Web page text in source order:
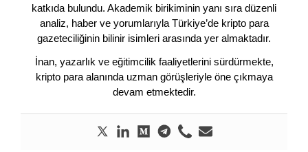
katkıda bulundu. Akademik birikiminin yanı sıra düzenli
analiz, haber ve yorumlarıyla Türkiye’de kripto para
gazeteciliğinin bilinir isimleri arasında yer almaktadır.
İnan, yazarlık ve eğitimcilik faaliyetlerini sürdürmekte,
kripto para alanında uzman görüşleriyle öne çıkmaya
devam etmektedir.